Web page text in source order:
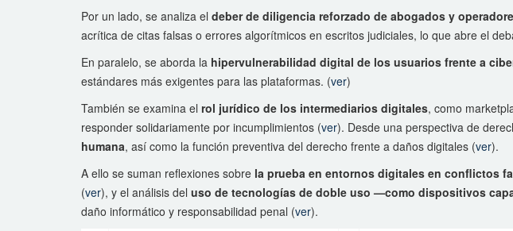
Por un lado, se analiza el deber de diligencia reforzado de abogados y
acrítica de citas falsas o errores algorítmicos en escritos judiciales, lo que abre el
En paralelo, se aborda la hipervulnerabilidad digital de los usuarios frente a
estándares más exigentes para las plataformas. (ver)
También se examina el rol jurídico de los intermediarios digitales, como
responder solidariamente por incumplimientos (ver). Desde una perspectiva de
humana, así como la función preventiva del derecho frente a daños digitales (ver).
A ello se suman reflexiones sobre la prueba en entornos digitales en conflictos
(ver), y el análisis del uso de tecnologías de doble uso —como dispositivos
daño informático y responsabilidad penal (ver).